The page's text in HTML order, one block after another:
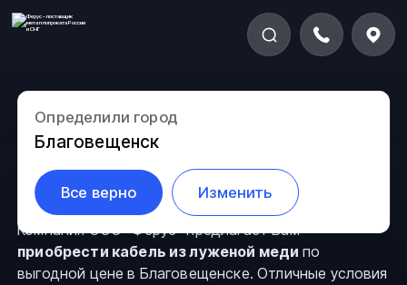
Определили город
Благовещенск
Все верно Изменить
Кабель из луженой
меди в Благовещенске
Компания ООО “Ферус” предлагает Вам
приобрести кабель из луженой меди по
выгодной цене в Благовещенске. Отличные условия